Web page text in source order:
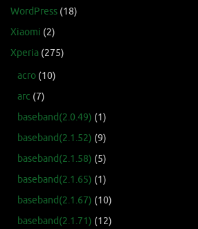
WordPress (18)
Xiaomi (2)
Xperia (275)
acro (10)
arc (7)
baseband(2.0.49) (1)
baseband(2.1.52) (9)
baseband(2.1.58) (5)
baseband(2.1.65) (1)
baseband(2.1.67) (10)
baseband(2.1.71) (12)